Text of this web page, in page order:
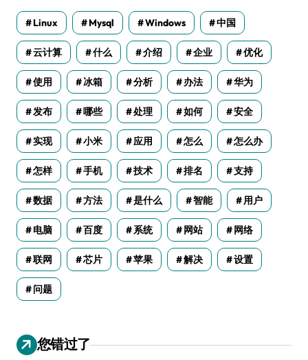
Linux Mysql Windows 中国
云计算 什么 介绍 企业 优化
使用 冰箱 分析 办法 华为
发布 哪些 处理 如何 安全
实现 小米 应用 怎么 怎么办
怎样 手机 技术 排名 支持
数据 方法 是什么 智能 用户
电脑 百度 系统 网站 网络
联网 芯片 苹果 解决 设置
问题
您错过了